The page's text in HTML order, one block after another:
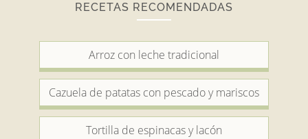
RECETAS RECOMENDADAS
Arroz con leche tradicional
Cazuela de patatas con pescado y mariscos
Tortilla de espinacas y lacón